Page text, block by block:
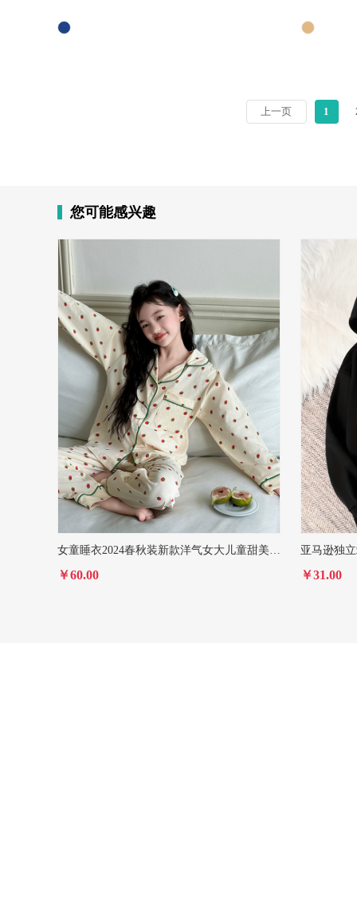
上一页 1
您可能感兴趣
女童睡衣2024春秋装新款洋气女大儿童甜美宽松长袖草莓家居服套装
￥60.00 ￥31.00